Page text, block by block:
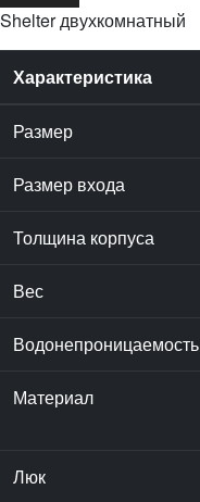
Shelter двухкомнатный
Характеристика
Размер
Размер входа
Толщина корпуса
Вес
Водонепроницаемость
Материал
Люк